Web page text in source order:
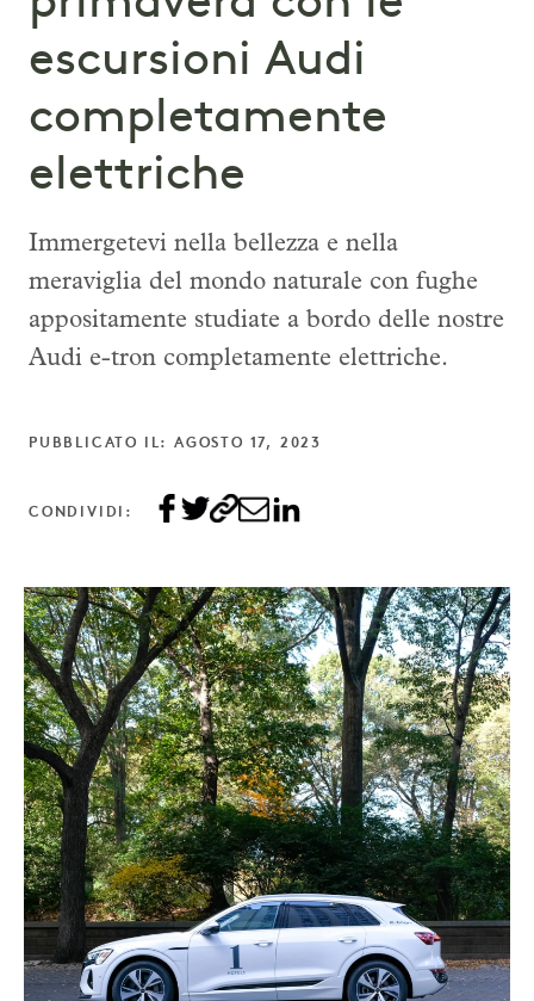
escursioni Audi
completamente
elettriche
Immergetevi nella bellezza e nella
meraviglia del mondo naturale con fughe
appositamente studiate a bordo delle nostre
Audi e-tron completamente elettriche.
PUBBLICATO IL: AGOSTO 17, 2023
CONDIVIDI: